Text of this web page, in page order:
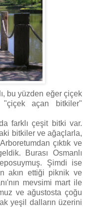
bu yüzden eğer çiçek
"çiçek açan bitkiler"
farklı çeşit bitki var.
bitkiler ve ağaçlarla,
çıktık ve
Burası Osmanlı
Şimdi ise
akın ettiği piknik ve
mevsimi mart ile
ve ağustosta çoğu
yeşil dalların üzerini